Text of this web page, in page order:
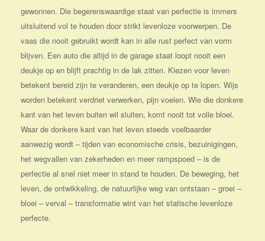
gewonnen. Die begerenswaardige staat van perfectie is immers
uitsluitend vol te houden door strikt levenloze voorwerpen. De
vaas die nooit gebruikt wordt kan in alle rust perfect van vorm
blijven. Een auto die altijd in de garage staat loopt nooit een
deukje op en blijft prachtig in de lak zitten. Kiezen voor leven
betekent bereid zijn te veranderen, een deukje op te lopen. Wijs
worden betekent verdriet verwerken, pijn voelen. Wie die donkere
kant van het leven buiten wil sluiten, komt nooit tot volle bloei.
Waar de donkere kant van het leven steeds voelbaarder
aanwezig wordt – tijden van economische crisis, bezuinigingen,
het wegvallen van zekerheden en meer rampspoed – is de
perfectie al snel niet meer in stand te houden. De beweging, het
leven, de ontwikkeling, de natuurlijke weg van ontstaan – groei –
bloei – verval – transformatie wint van het statische levenloze
perfecte.